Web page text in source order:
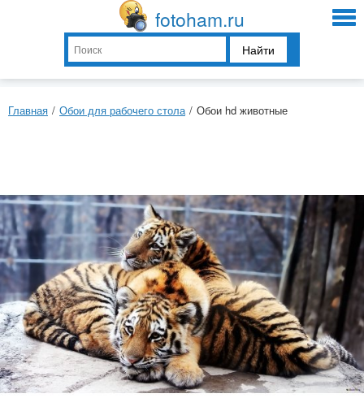
fotoham.ru
Найти
Главная / Обои для рабочего стола / Обои hd животные